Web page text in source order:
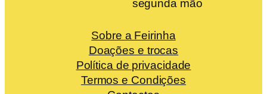
segunda mão
Sobre a Feirinha
Doações e trocas
Política de privacidade
Termos e Condições